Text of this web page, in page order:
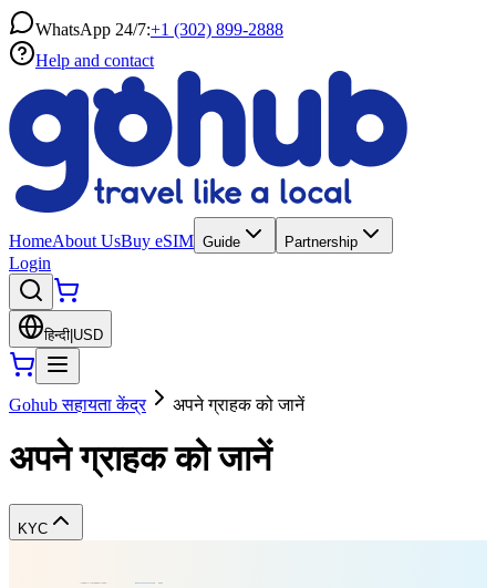
WhatsApp 24/7:+1 (302) 899-2888
Help and contact
HomeAbout UsBuy eSIM Guide Partnership
Login
हिन्दी USD
Gohub सहायता केंद्र अपने ग्राहक को जानें
अपने ग्राहक को जानें
KYC